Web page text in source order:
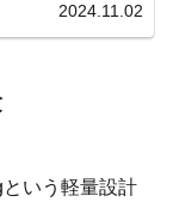
2024.11.02
いう軽量設計